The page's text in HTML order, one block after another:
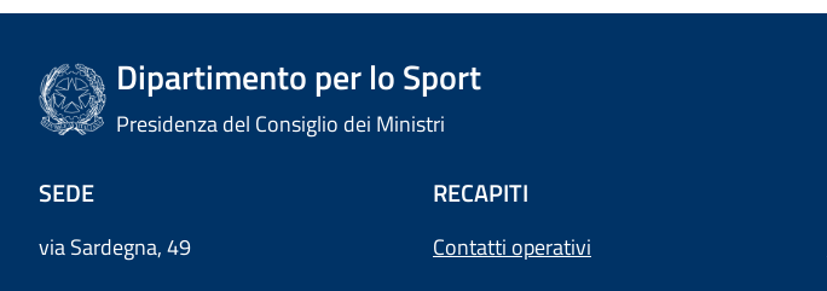
Dipartimento per lo Sport
Presidenza del Consiglio dei Ministri
SEDE
via Sardegna, 49
RECAPITI
Contatti operativi